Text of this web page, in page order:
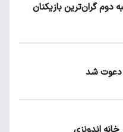
دوم گران‌ترین بازیکنان
دعوت شد